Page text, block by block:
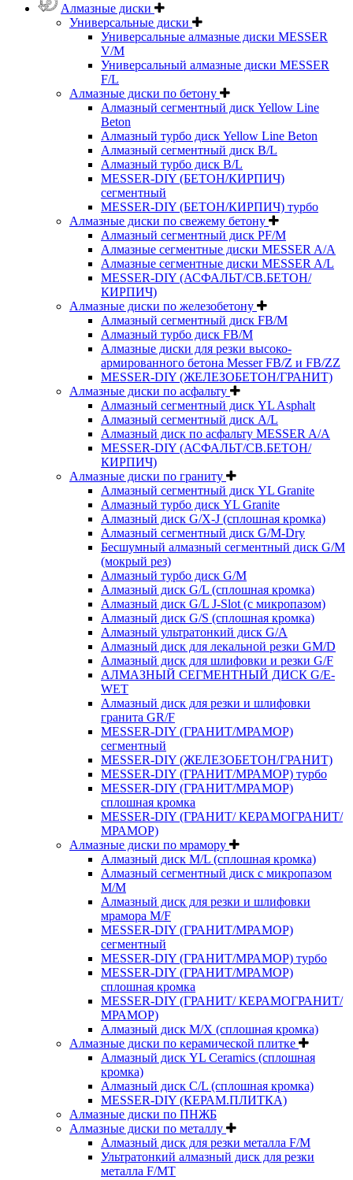
Алмазные диски
Универсальные диски
Универсальные алмазные диски MESSER
V/M
Универсальный алмазные диски MESSER
F/L
Алмазные диски по бетону
Алмазный сегментный диск Yellow Line
Beton
Алмазный турбо диск Yellow Line Beton
Алмазный сегментный диск B/L
Алмазный турбо диск B/L
MESSER-DIY (БЕТОН/КИРПИЧ)
сегментный
MESSER-DIY (БЕТОН/КИРПИЧ) турбо
Алмазные диски по свежему бетону
Алмазный сегментный диск PF/M
Алмазные сегментные диски MESSER A/A
Алмазные сегментные диски MESSER A/L
MESSER-DIY (АСФАЛЬТ/СВ.БЕТОН/
КИРПИЧ)
Алмазные диски по железобетону
Алмазный сегментный диск FB/M
Алмазный турбо диск FB/M
Алмазные диски для резки высоко-
армированного бетона Messer FB/Z и FB/ZZ
MESSER-DIY (ЖЕЛЕЗОБЕТОН/ГРАНИТ)
Алмазные диски по асфальту
Алмазный сегментный диск YL Asphalt
Алмазный сегментный диск A/L
Алмазный диск по асфальту MESSER A/A
MESSER-DIY (АСФАЛЬТ/СВ.БЕТОН/
КИРПИЧ)
Алмазные диски по граниту
Алмазный сегментный диск YL Granite
Алмазный турбо диск YL Granite
Алмазный диск G/X-J (сплошная кромка)
Алмазный сегментный диск G/M-Dry
Бесшумный алмазный сегментный диск G/M
(мокрый рез)
Алмазный турбо диск G/M
Алмазный диск G/L (сплошная кромка)
Алмазный диск G/L J-Slot (с микропазом)
Алмазный диск G/S (сплошная кромка)
Алмазный ультратонкий диск G/A
Алмазный диск для лекальной резки GM/D
Алмазный диск для шлифовки и резки G/F
АЛМАЗНЫЙ СЕГМЕНТНЫЙ ДИСК G/E-
WET
Алмазный диск для резки и шлифовки
гранита GR/F
MESSER-DIY (ГРАНИТ/МРАМОР)
сегментный
MESSER-DIY (ЖЕЛЕЗОБЕТОН/ГРАНИТ)
MESSER-DIY (ГРАНИТ/МРАМОР) турбо
MESSER-DIY (ГРАНИТ/МРАМОР)
сплошная кромка
MESSER-DIY (ГРАНИТ/ КЕРАМОГРАНИТ/
МРАМОР)
Алмазные диски по мрамору
Алмазный диск M/L (сплошная кромка)
Алмазный сегментный диск с микропазом
M/M
Алмазный диск для резки и шлифовки
мрамора M/F
MESSER-DIY (ГРАНИТ/МРАМОР)
сегментный
MESSER-DIY (ГРАНИТ/МРАМОР) турбо
MESSER-DIY (ГРАНИТ/МРАМОР)
сплошная кромка
MESSER-DIY (ГРАНИТ/ КЕРАМОГРАНИТ/
МРАМОР)
Алмазный диск M/X (сплошная кромка)
Алмазные диски по керамической плитке
Алмазный диск YL Ceramics (сплошная
кромка)
Алмазный диск C/L (сплошная кромка)
MESSER-DIY (КЕРАМ.ПЛИТКА)
Алмазные диски по ПНЖБ
Алмазные диски по металлу
Алмазный диск для резки металла F/M
Ультратонкий алмазный диск для резки
металла F/MT